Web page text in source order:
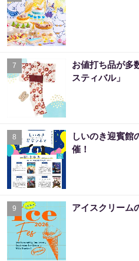
7
お値打ち品が多
スティバル」
8
しいのき迎賓館
催！
9 アイスクリーム